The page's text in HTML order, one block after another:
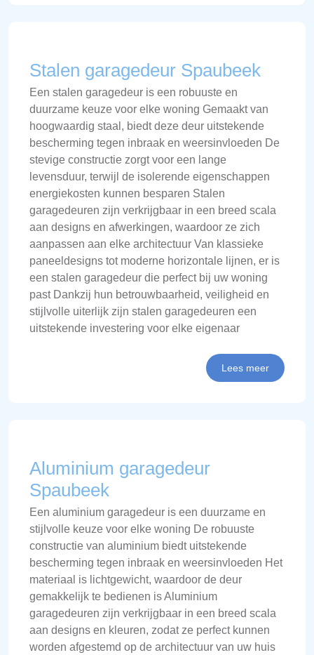
Stalen garagedeur Spaubeek
Een stalen garagedeur is een robuuste en
duurzame keuze voor elke woning Gemaakt van
hoogwaardig staal, biedt deze deur uitstekende
bescherming tegen inbraak en weersinvloeden De
stevige constructie zorgt voor een lange
levensduur, terwijl de isolerende eigenschappen
energiekosten kunnen besparen Stalen
garagedeuren zijn verkrijgbaar in een breed scala
aan designs en afwerkingen, waardoor ze zich
aanpassen aan elke architectuur Van klassieke
paneeldesigns tot moderne horizontale lijnen, er is
een stalen garagedeur die perfect bij uw woning
past Dankzij hun betrouwbaarheid, veiligheid en
stijlvolle uiterlijk zijn stalen garagedeuren een
uitstekende investering voor elke eigenaar
Lees meer
Aluminium garagedeur
Spaubeek
Een aluminium garagedeur is een duurzame en
stijlvolle keuze voor elke woning De robuuste
constructie van aluminium biedt uitstekende
bescherming tegen inbraak en weersinvloeden Het
materiaal is lichtgewicht, waardoor de deur
gemakkelijk te bedienen is Aluminium
garagedeuren zijn verkrijgbaar in een breed scala
aan designs en kleuren, zodat ze perfect kunnen
worden afgestemd op de architectuur van uw huis